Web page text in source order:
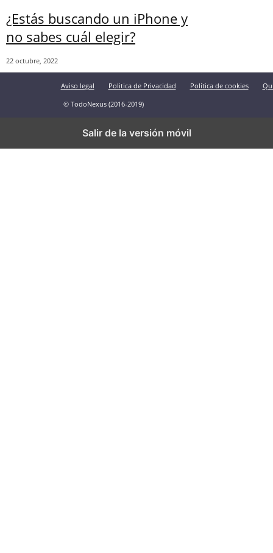
¿Estás buscando un iPhone y
no sabes cuál elegir?
22 octubre, 2022
Aviso legal Politica de Privacidad Política de cookies
© TodoNexus (2016-2019)
Salir de la versión móvil